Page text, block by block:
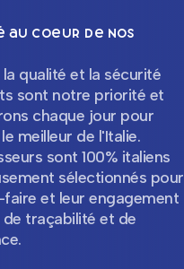
au coeur de nos
qualité et la sécurité
sont notre priorité et
chaque jour pour
meilleur de l'Italie.
sont 100% italiens
sélectionnés pour
et leur engagement
traçabilité et de